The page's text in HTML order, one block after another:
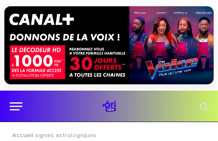
Accueil signes astrologiques